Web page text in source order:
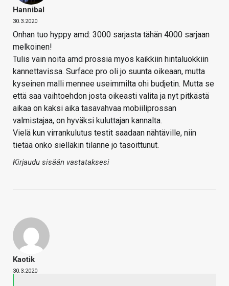
Hannibal
30.3.2020
Onhan tuo hyppy amd: 3000 sarjasta tähän 4000 sarjaan
melkoinen!
Tulis vain noita amd prossia myös kaikkiin hintaluokkiin
kannettavissa. Surface pro oli jo suunta oikeaan, mutta
kyseinen malli mennee useimmilta ohi budjetin. Mutta se
että saa vaihtoehdon josta oikeasti valita ja nyt pitkästä
aikaa on kaksi aika tasavahvaa mobiiliprossan
valmistajaa, on hyväksi kuluttajan kannalta.
Vielä kun virrankulutus testit saadaan nähtäville, niin
tietää onko sielläkin tilanne jo tasoittunut.
Kirjaudu sisään vastataksesi
Kaotik
30.3.2020